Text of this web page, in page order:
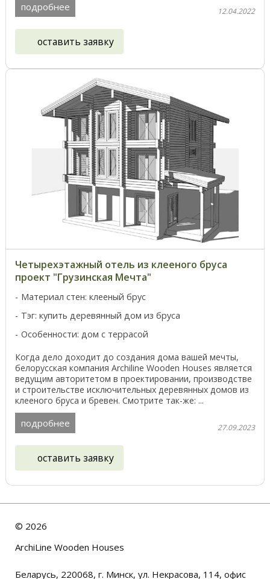
подробнее 12.04.2022
оставить заявку
Четырехэтажный отель из клееного бруса
проект "Грузинская Мечта"
Материал стен: клееный брус
Тэг: купить деревянный дом из бруса
Особенности: дом с террасой
Когда дело доходит до создания дома вашей мечты,
белорусская компания Archiline Wooden Houses является
ведущим авторитетом в проектировании, производстве
и строительстве исключительных деревянных домов из
клееного бруса и бревен. Смотрите так-же: ...
подробнее 27.09.2023
оставить заявку
© 2026
ArchiLine Wooden Houses
Беларусь, 220068, г. Минск, ул. Некрасова, 114, офис